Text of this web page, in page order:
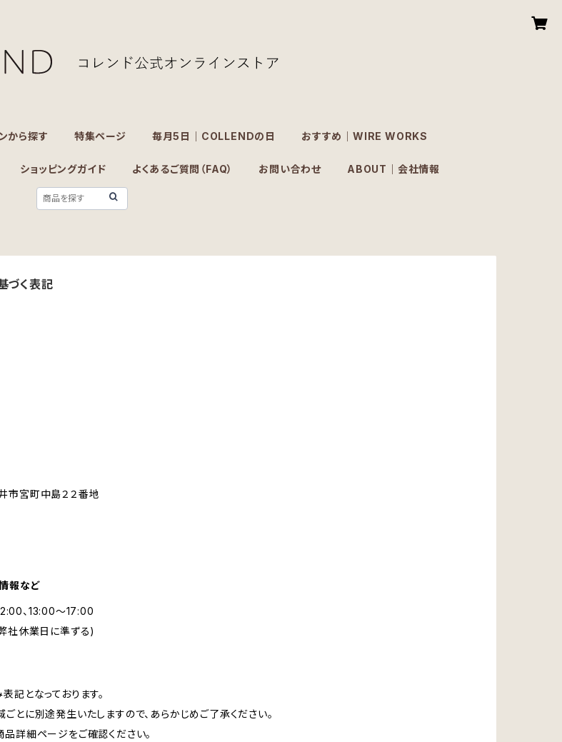
から探す 特集ページ 毎月5日｜COLLENDの日 おすすめ｜WIRE WORKS
ショッピングガイド よくあるご質問（FAQ） お問い合わせ ABOUT｜会社情報
づく表記
市宮町中島２２番地
報など
、13:00～17:00
社休業日に準ずる)
記となっております。
とに別途発生いたしますので、あらかじめご了承ください。
詳細ページをご確認ください。